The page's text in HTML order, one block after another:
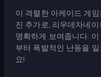
이 격렬한 아케이드 게
진 추가로, 리우데자네
명확하게 보여줍니다.
부터 폭발적인 난동을
요!